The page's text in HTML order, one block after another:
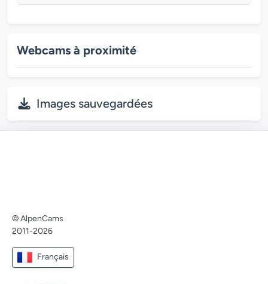
Webcams à proximité
Images sauvegardées
© AlpenCams
2011-2026
Français